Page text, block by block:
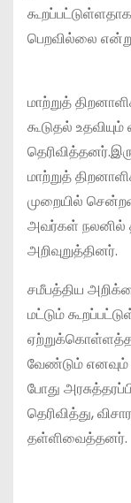
பெறவில்லை
மாற்றுத்
கூடுதல்
மாற்றுத்
முறையில்
அவர்கள் நலனில்
அறிவுறுத்தினர்.
சமீபத்திய
மட்டும்
வேண்டும்
போது
தெரிவித்து,
தள்ளிவைத்தனர்.